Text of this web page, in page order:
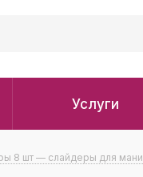
Услуги
8 шт — слайдеры для